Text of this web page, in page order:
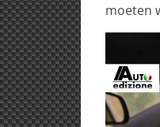
moeten